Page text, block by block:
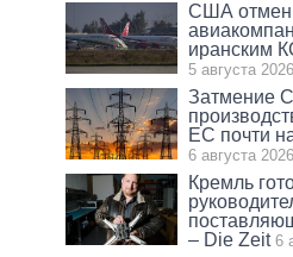
США
иранским
5 августа
Затмение
ЕС почти
6 августа
Кремль
– Die Zeit 6